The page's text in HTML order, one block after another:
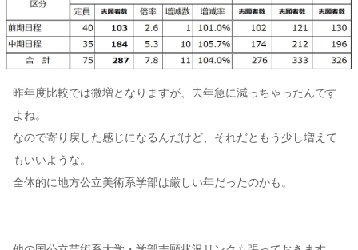
昨年度比較では微増となりますが、去年急に減っちゃったんです
よね。
なので寄り戻した感じになるんだけど、それだともう少し増えて
もいいような。
全体的に地方公立美術系学部は厳しい年だったのかも。